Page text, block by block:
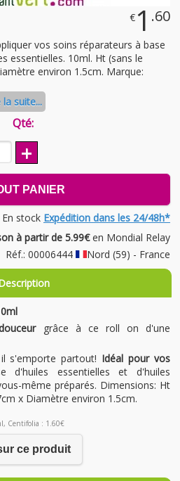
€ 1 .60
vos soins réparateurs à base
essentielles. 10ml. Ht (sans le
environ 1.5cm. Marque:
la suite...
Qté:
+
PANIER
En stock Expédition dans les 24/48h*
à partir de 5.99€en Mondial Relay
Réf.: 00006444
Nord (59) - France
grâce à ce roll on d'une
s'emporte partout! Idéal pour vos
essentielles et d'huiles
même préparés. Dimensions: Ht
x Diamètre environ 1.5cm.
Centifolia : 1.60€
ce produit